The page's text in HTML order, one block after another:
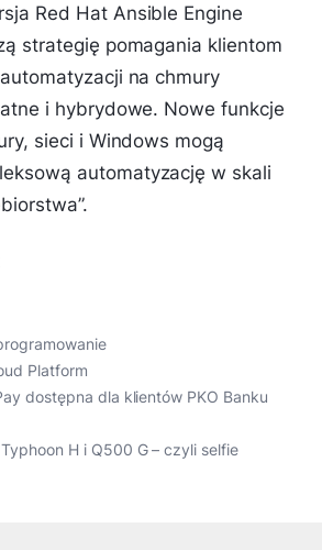
Red Hat Ansible Engine
strategię pomagania klientom
na chmury
i hybrydowe. Nowe funkcje
sieci i Windows mogą
automatyzację w skali
Platform
dostępna dla klientów PKO Banku
H i Q500 G – czyli selfie